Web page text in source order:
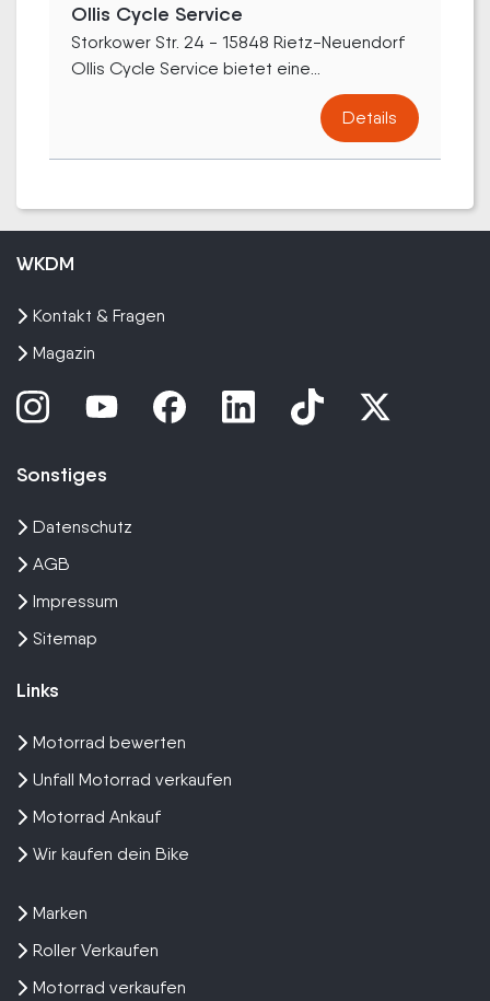
Ollis Cycle Service
Storkower Str. 24 - 15848 Rietz-Neuendorf
Ollis Cycle Service bietet eine...
Details
WKDM
Kontakt & Fragen
Magazin
Sonstiges
Datenschutz
AGB
Impressum
Sitemap
Links
Motorrad bewerten
Unfall Motorrad verkaufen
Motorrad Ankauf
Wir kaufen dein Bike
Marken
Roller Verkaufen
Motorrad verkaufen